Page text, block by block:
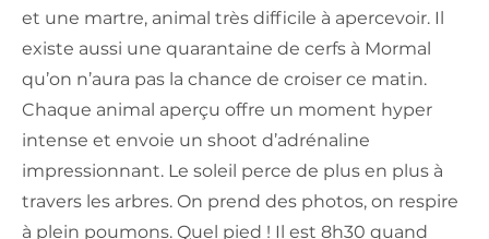
et une martre, animal très difficile à apercevoir. Il
existe aussi une quarantaine de cerfs à Mormal
qu’on n’aura pas la chance de croiser ce matin.
Chaque animal aperçu offre un moment hyper
intense et envoie un shoot d’adrénaline
impressionnant. Le soleil perce de plus en plus à
travers les arbres. On prend des photos, on respire
à plein poumons. Quel pied ! Il est 8h30 quand